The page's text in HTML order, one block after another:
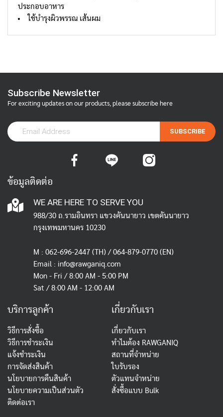
ประกอบอาหาร
ใช้บำรุงผิวพรรณ เส้นผม
Subscribe Newsletter
For exciting updates on our products, please subscribe here
SUBSCRIBE
ข้อมูลติดต่อ
WE ARE HERE TO SERVE YOU
988/30 ถ.รามอินทรา แขวงคันนายาว เขตคันนายาว
กรุงเทพมหานคร 10230
M : 062-696-2447 (TH) / 064-879-0770 (EN)
Email : info@rawganiq.com
Mon - Fri / 8:00 AM - 5:00 PM
Sat / 8:00 AM - 12:00 AM
บริการลูกค้า
วิธีการสั่งซื้อ
วิธีการชำระเงิน
แจ้งชำระเงิน
การจัดส่งสินค้า
นโยบายการคืนสินค้า
นโยบายความเป็นส่วนตัว
ติดต่อเรา
เกี่ยวกับเรา
เกี่ยวกับเรา
ทำไมต้อง RAWGANIQ
สถานที่จำหน่าย
ใบรับรอง
ตัวแทนจำหน่าย
สั่งซื้อแบบ Bulk